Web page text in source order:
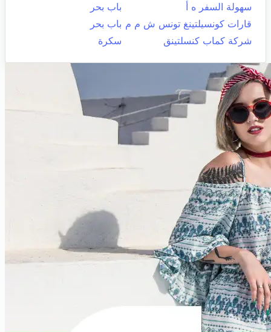
سهولة السفر ه أ
باب بحر
قارات كونسيلتينغ تونس ش م م باب بحر
شركة كماب كنسلتينق
سكرة